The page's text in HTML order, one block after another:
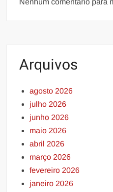
Arquivos
agosto 2026
julho 2026
junho 2026
maio 2026
abril 2026
março 2026
fevereiro 2026
janeiro 2026